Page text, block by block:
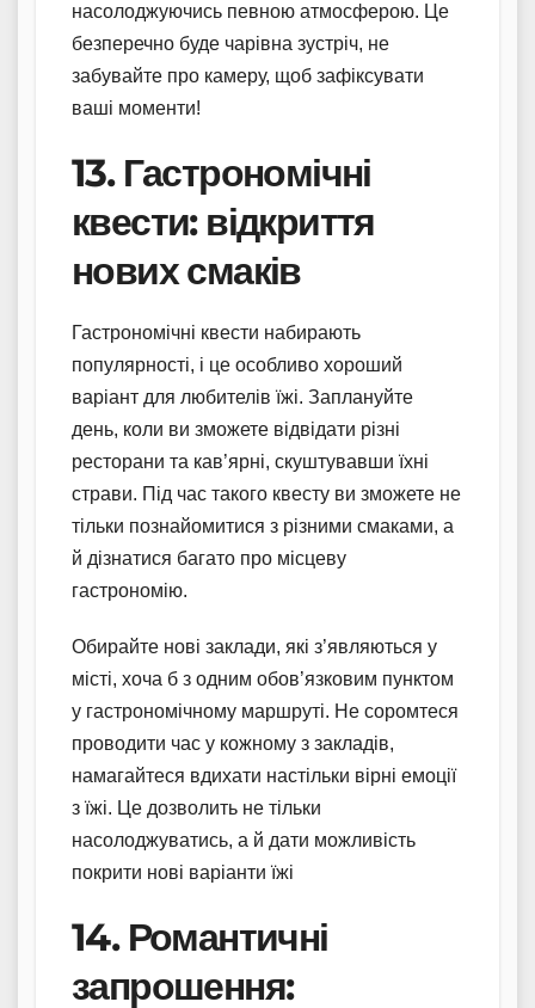
насолоджуючись певною атмосферою. Це
безперечно буде чарівна зустріч, не
забувайте про камеру, щоб зафіксувати
ваші моменти!
13. Гастрономічні
квести: відкриття
нових смаків
Гастрономічні квести набирають
популярності, і це особливо хороший
варіант для любителів їжі. Заплануйте
день, коли ви зможете відвідати різні
ресторани та кав’ярні, скуштувавши їхні
страви. Під час такого квесту ви зможете не
тільки познайомитися з різними смаками, а
й дізнатися багато про місцеву
гастрономію.
Обирайте нові заклади, які з’являються у
місті, хоча б з одним обов’язковим пунктом
у гастрономічному маршруті. Не соромтеся
проводити час у кожному з закладів,
намагайтеся вдихати настільки вірні емоції
з їжі. Це дозволить не тільки
насолоджуватись, а й дати можливість
покрити нові варіанти їжі
14. Романтичні
запрошення: